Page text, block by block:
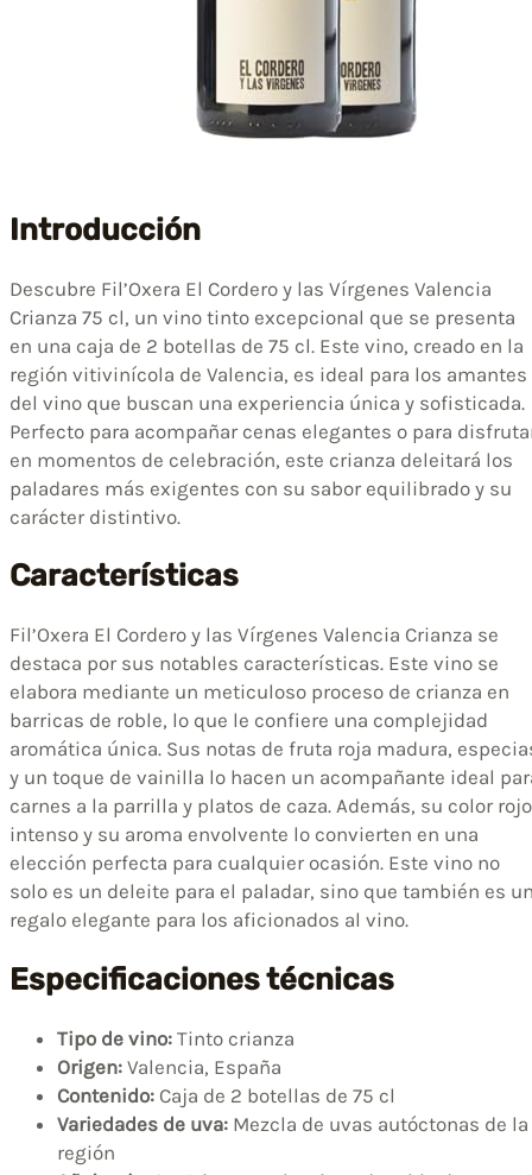
Introducción
Descubre Fil’Oxera El Cordero y las Vírgenes Valencia
Crianza 75 cl, un vino tinto excepcional que se presenta
en una caja de 2 botellas de 75 cl. Este vino, creado en la
región vitivinícola de Valencia, es ideal para los amantes
del vino que buscan una experiencia única y sofisticada.
Perfecto para acompañar cenas elegantes o para
en momentos de celebración, este crianza deleitará los
paladares más exigentes con su sabor equilibrado y su
carácter distintivo.
Características
Fil’Oxera El Cordero y las Vírgenes Valencia Crianza se
destaca por sus notables características. Este vino se
elabora mediante un meticuloso proceso de crianza en
barricas de roble, lo que le confiere una complejidad
aromática única. Sus notas de fruta roja madura,
y un toque de vainilla lo hacen un acompañante ideal
carnes a la parrilla y platos de caza. Además, su color rojo
intenso y su aroma envolvente lo convierten en una
elección perfecta para cualquier ocasión. Este vino no
solo es un deleite para el paladar, sino que también es
regalo elegante para los aficionados al vino.
Especificaciones técnicas
Tipo de vino: Tinto crianza
Origen: Valencia, España
Contenido: Caja de 2 botellas de 75 cl
Variedades de uva: Mezcla de uvas autóctonas de la
región